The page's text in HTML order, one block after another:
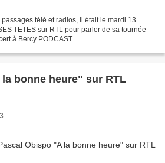
télé et radios, il était le mardi 13
TETES sur RTL pour parler de sa tournée
à Bercy PODCAST .
bonne heure" sur RTL